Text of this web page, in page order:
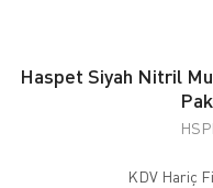
Haspet Siyah Nitril
KDV Hariç